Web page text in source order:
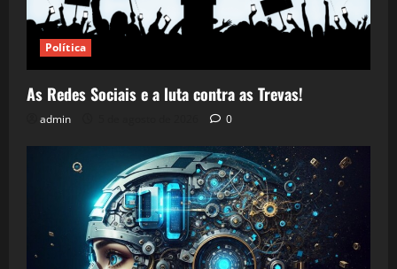
Política
As Redes Sociais e a luta contra as Trevas!
admin 0